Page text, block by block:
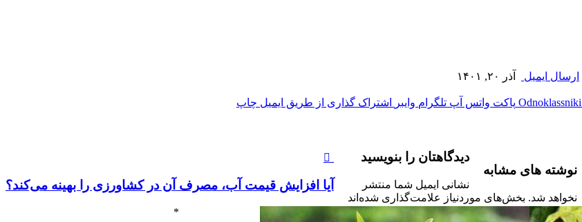
ارسال ایمیل آذر ۲۰, ۱۴۰۱
‫Odnoklassniki پاکت واتس آپ تلگرام وایبر اشتراک گذاری از طریق ایمیل چاپ
آیا افزایش قیمت آب، مصرف آن در کشاورزی را بهینه می‌کند؟
نوشته های مشابه
دیدگاهتان را بنویسید
نشانی ایمیل شما منتشر
نخواهد شد. بخش‌های موردنیاز علامت‌گذاری شده‌اند
*